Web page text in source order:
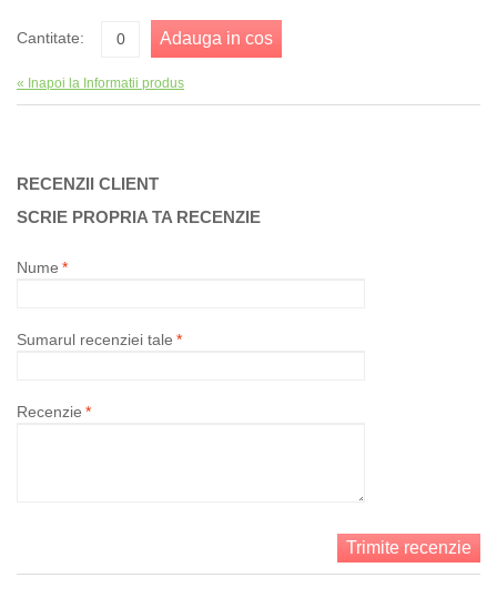
Cantitate: Adauga in cos
« Inapoi la Informatii produs
RECENZII CLIENT
SCRIE PROPRIA TA RECENZIE
*
Nume
*
Sumarul recenziei tale
*
Recenzie
Trimite recenzie